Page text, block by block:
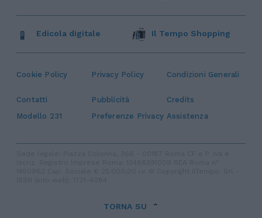
Cookie Policy Privacy Policy Condizioni Generali
Contatti Pubblicità
Credits
Modello 231
Preferenze Privacy Assistenza
Edicola digitale Il Tempo Shopping
TORNA SU